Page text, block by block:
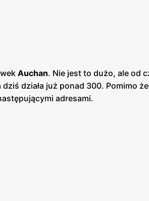
Auchan. Nie jest to dużo, ale od
działa już ponad 300. Pomimo
adresami.